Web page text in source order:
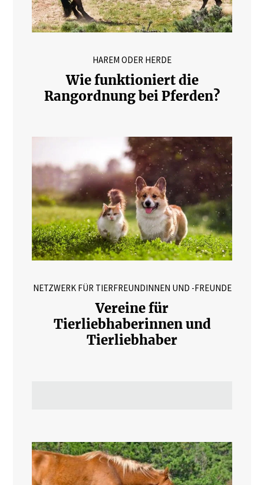
HAREM ODER HERDE
Wie funktioniert die
Rangordnung bei Pferden?
NETZWERK FÜR TIERFREUNDINNEN UND -FREUNDE
Vereine für
Tierliebhaberinnen und
Tierliebhaber